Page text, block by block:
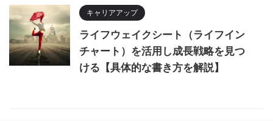
キャリアアップ
ライフウェイクシート（ライフイン
チャート）を活用し成長戦略を見つ
ける【具体的な書き方を解説】